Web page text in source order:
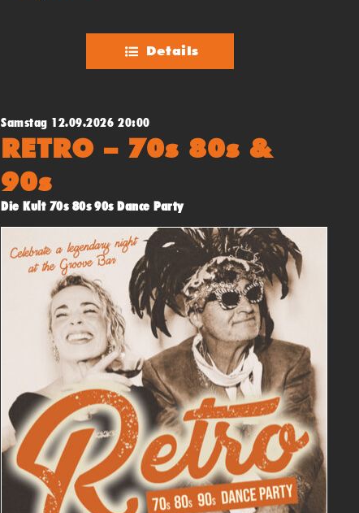
Details
Samstag 12.09.2026 20:00
RETRO – 70s 80s &
90s
Die Kult 70s 80s 90s Dance Party